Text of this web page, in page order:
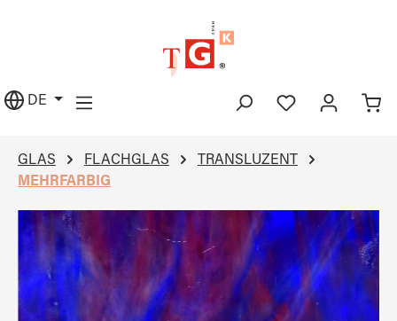
DE
GLAS FLACHGLAS
TRANSLUZENT
MEHRFARBIG
Bildergalerie überspringen